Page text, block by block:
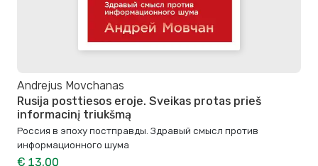
Andrejus Movchanas
Rusija posttiesos eroje. Sveikas protas prieš
informacinį triukšmą
Россия в эпоху постправды. Здравый смысл против
информационного шума
€ 13,00